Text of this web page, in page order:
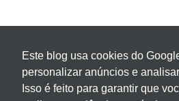
Este blog usa cookies do
personalizar anúncios e
Isso é feito para garantir que